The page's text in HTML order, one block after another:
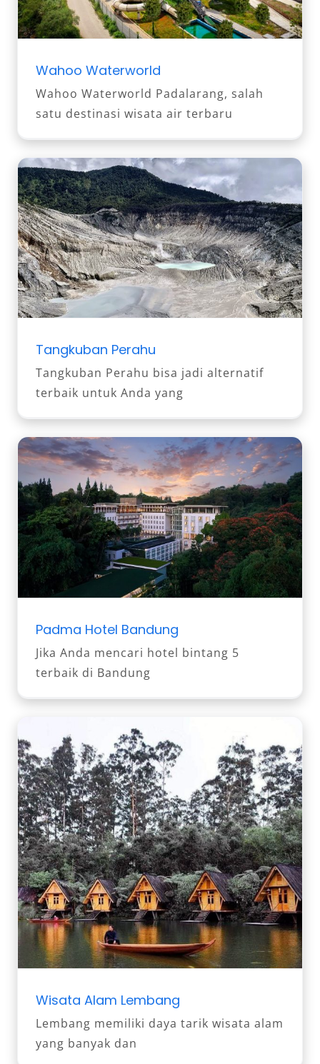
Wahoo Waterworld
Wahoo Waterworld Padalarang, salah
satu destinasi wisata air terbaru
Tangkuban Perahu
Tangkuban Perahu bisa jadi alternatif
terbaik untuk Anda yang
Padma Hotel Bandung
Jika Anda mencari hotel bintang 5
terbaik di Bandung
Wisata Alam Lembang
Lembang memiliki daya tarik wisata alam
yang banyak dan